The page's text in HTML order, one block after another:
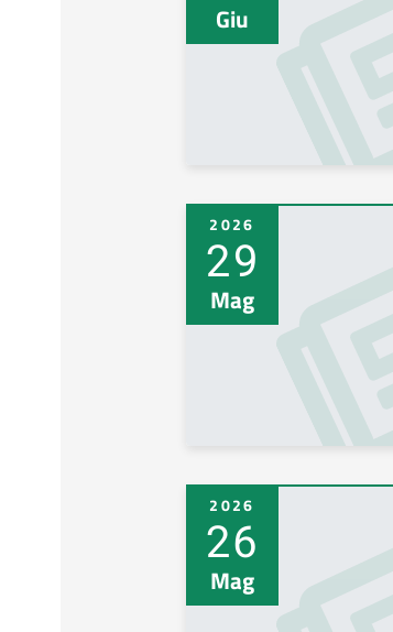
Giu
2026
29
Mag
2026
26
Mag